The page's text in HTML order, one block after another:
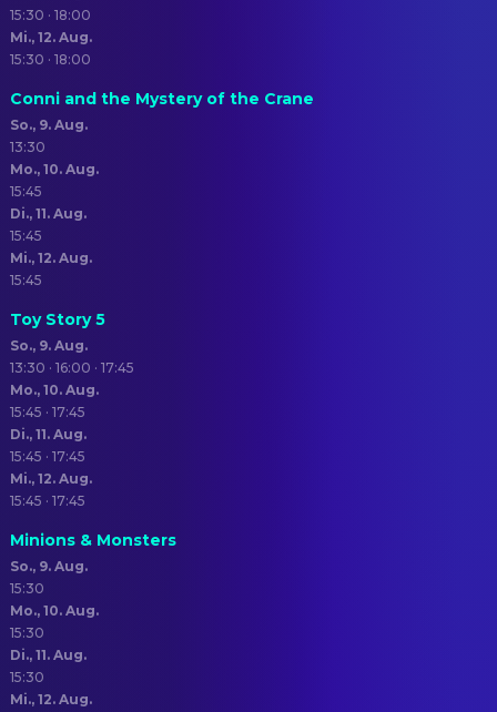
15:30 · 18:00
Mi., 12. Aug.
15:30 · 18:00
Conni and the Mystery of the Crane
So., 9. Aug.
13:30
Mo., 10. Aug.
15:45
Di., 11. Aug.
15:45
Mi., 12. Aug.
15:45
Toy Story 5
So., 9. Aug.
13:30 · 16:00 · 17:45
Mo., 10. Aug.
15:45 · 17:45
Di., 11. Aug.
15:45 · 17:45
Mi., 12. Aug.
15:45 · 17:45
Minions & Monsters
So., 9. Aug.
15:30
Mo., 10. Aug.
15:30
Di., 11. Aug.
15:30
Mi., 12. Aug.